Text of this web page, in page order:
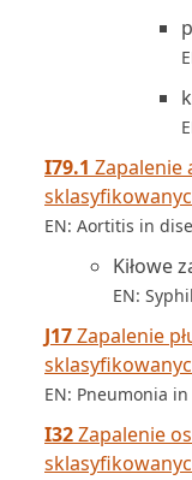
I79.1 Zapalenie
EN: Aortitis in
Kiłowe
EN:
J17Zapalenie
EN: Pneumonia
I32Zapalenie